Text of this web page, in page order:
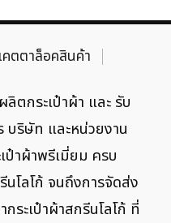
ตตาล็อคสินค้า
ลิตกระเป๋าผ้า และ รับ
บริษัท และหน่วยงาน
ป๋าผ้าพรีเมี่ยม ครบ
โลโก้ จนถึงการจัดส่ง
ระเป๋าผ้าสกรีนโลโก้ ที่